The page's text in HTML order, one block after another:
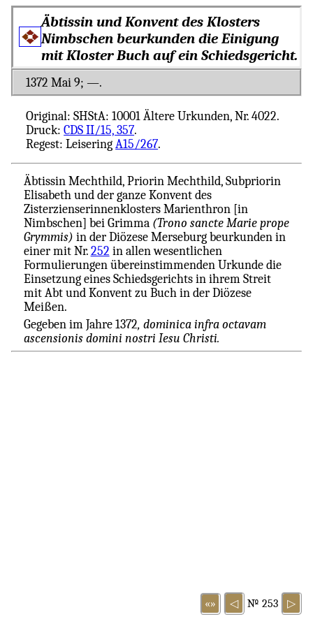
Äbtissin und Konvent des Klosters
Nimbschen beurkunden die Einigung
mit Kloster Buch auf ein Schiedsgericht.
1372 Mai 9; ―.
Original: SHStA: 10001 Ältere Urkunden, Nr. 4022.
Druck:CDS II/15, 357.
Regest: Leisering A15/267.
Äbtissin Mechthild, Priorin Mechthild, Subpriorin
Elisabeth und der ganze Konvent des
Zisterzienserinnenklosters Marienthron [in
Nimbschen] bei Grimma (Trono sancte Marie prope
Grymmis) in der Diözese Merseburg beurkunden in
einer mit Nr. 252 in allen wesentlichen
Formulierungen übereinstimmenden Urkunde die
Einsetzung eines Schiedsgerichts in ihrem Streit
mit Abt und Konvent zu Buch in der Diözese
Meißen.
Gegeben im Jahre 1372, dominica infra octavam
ascensionis domini nostri Iesu Christi.
«» ◁ № 253 ▷